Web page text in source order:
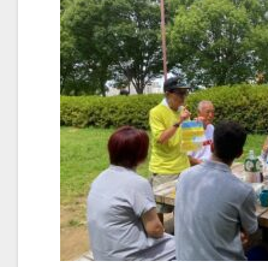
力センター」JICE 住所 東京
番１号 新宿第一生命ビル１
式 １４：４０～ ...
2026-05-26
イベント